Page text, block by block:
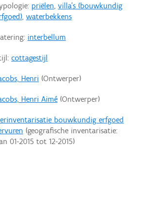
priëlen, villa's (bouwkundig
, waterbekkens
interbellum
cottagestijl
Henri (Ontwerper)
Henri Aimé(Ontwerper)
bouwkundig erfgoed
(geografische inventarisatie:
01-2015 tot 12-2015)